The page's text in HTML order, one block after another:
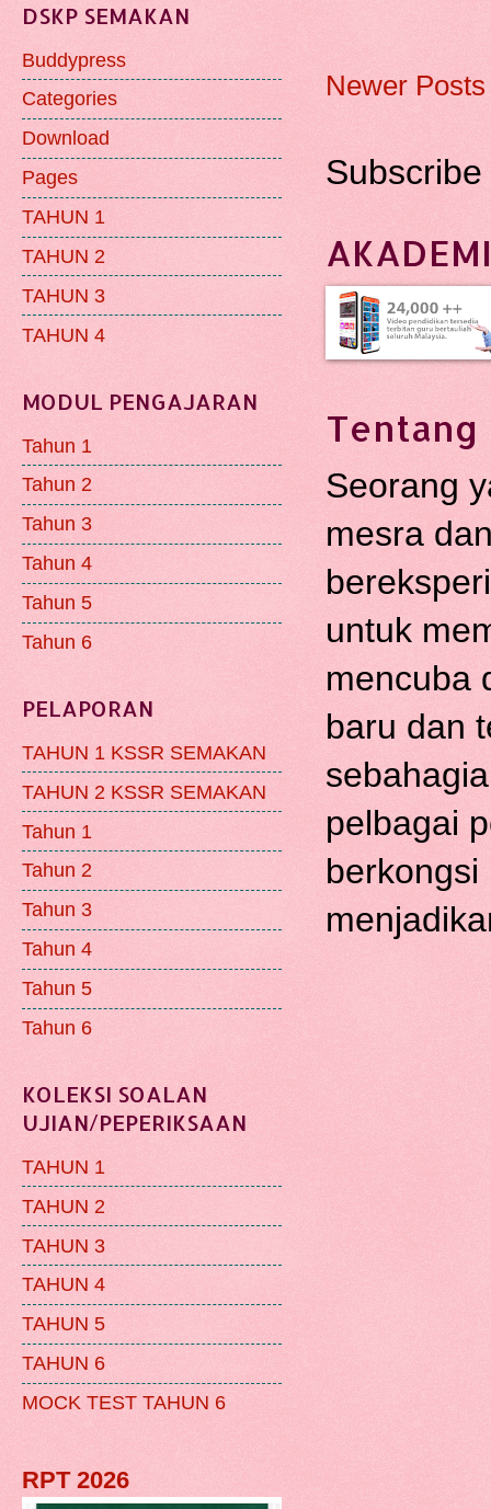
Newer Posts
Tentang
Seorang
mesra
untuk
mencuba
baru dan
pelbagai
DSKP SEMAKAN
Buddypress
Categories
Download
Pages
TAHUN 1
TAHUN 2
TAHUN 3
TAHUN 4
MODUL PENGAJARAN
Tahun 1
Tahun 2
Tahun 3
Tahun 4
Tahun 5
Tahun 6
PELAPORAN
TAHUN 1 KSSR SEMAKAN
TAHUN 2 KSSR SEMAKAN
Tahun 1
Tahun 2
Tahun 3
Tahun 4
Tahun 5
Tahun 6
KOLEKSI SOALAN
UJIAN/PEPERIKSAAN
TAHUN 1
TAHUN 2
TAHUN 3
TAHUN 4
TAHUN 5
TAHUN 6
MOCK TEST TAHUN 6
RPT 2026